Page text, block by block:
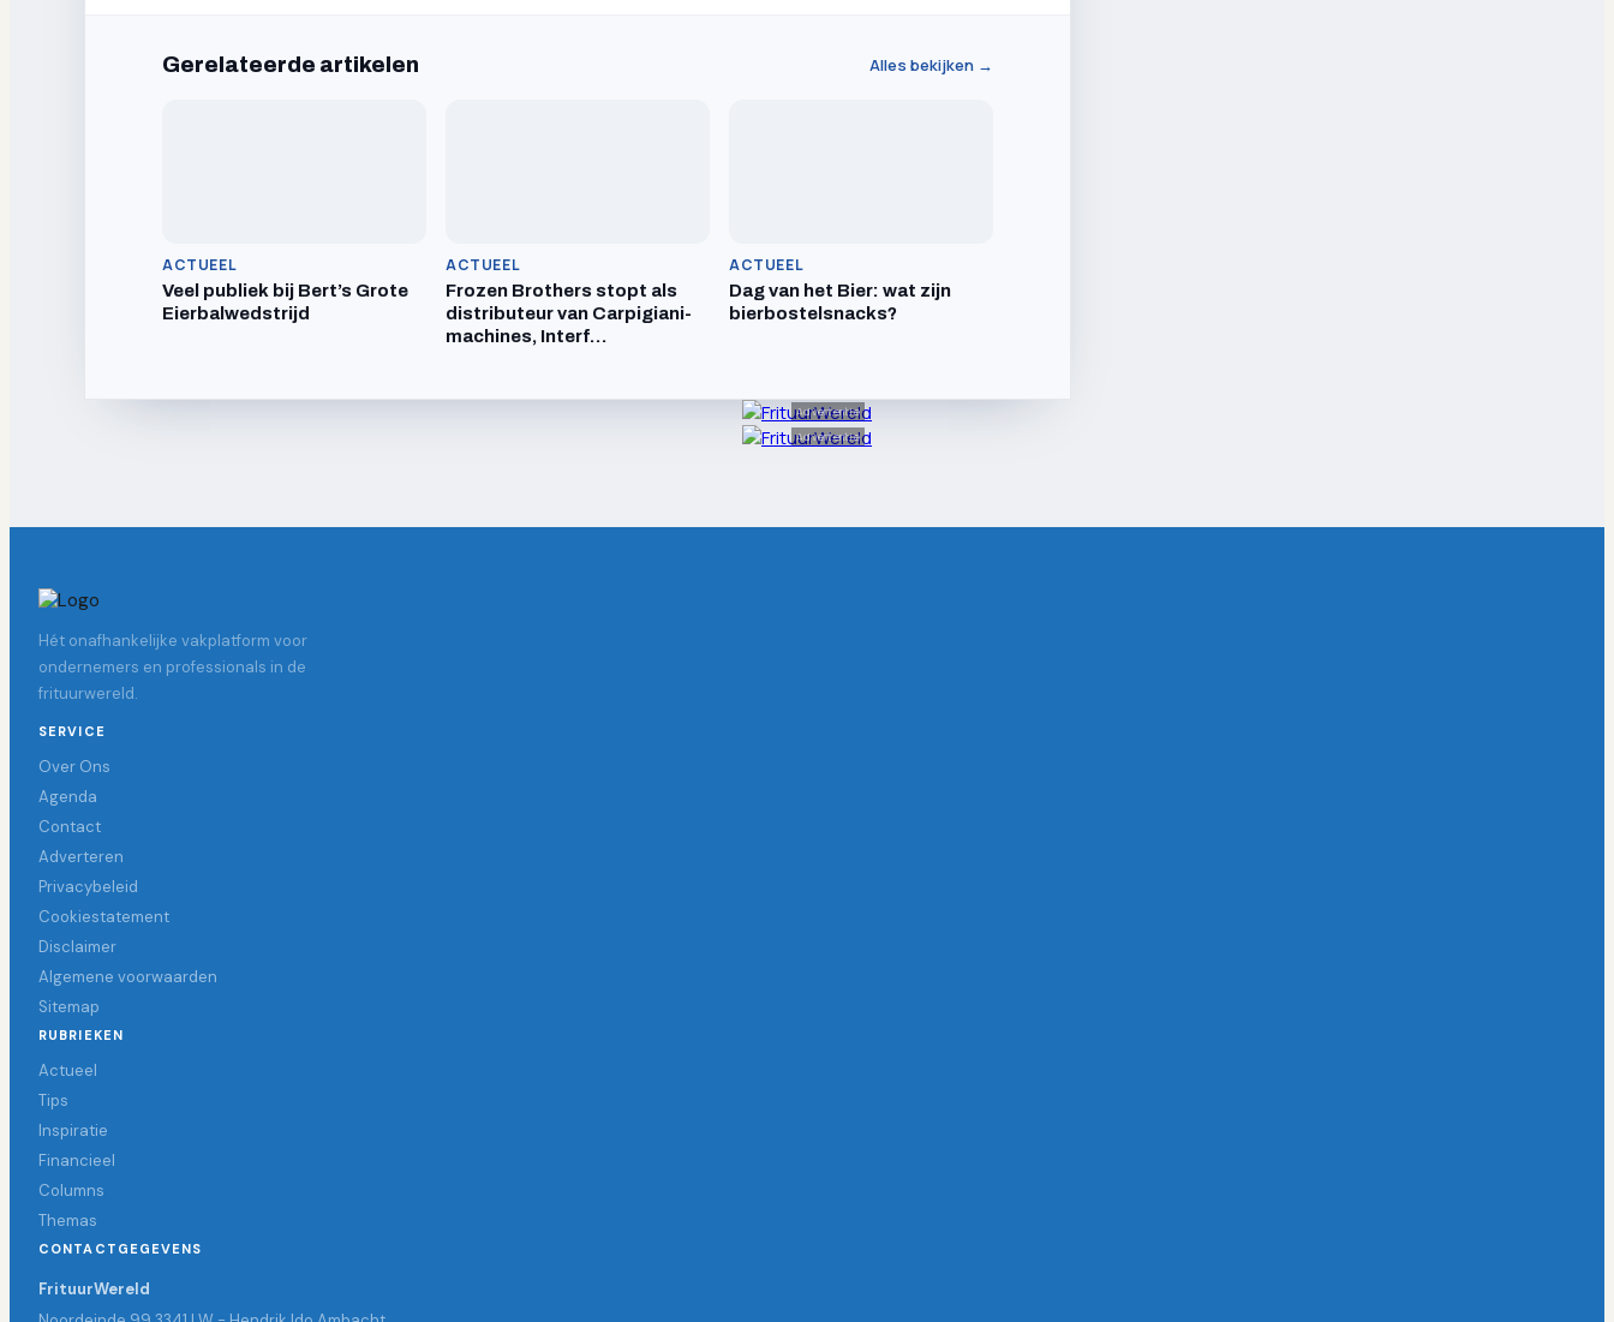
Gerelateerde artikelen Alles bekijken →
ACTUEEL
Veel publiek bij Bert’s Grote
Eierbalwedstrijd
ACTUEEL
Frozen Brothers stopt als
distributeur van Carpigiani-
machines, Interf…
ACTUEEL
Dag van het Bier: wat zijn
bierbostelsnacks?
Advertentie
Advertentie
Hét onafhankelijke vakplatform voor
ondernemers en professionals in de
frituurwereld.
SERVICE
Over Ons
Agenda
Contact
Adverteren
Privacybeleid
Cookiestatement
Disclaimer
Algemene voorwaarden
Sitemap
RUBRIEKEN
Actueel
Tips
Inspiratie
Financieel
Columns
Themas
CONTACTGEGEVENS
FrituurWereld